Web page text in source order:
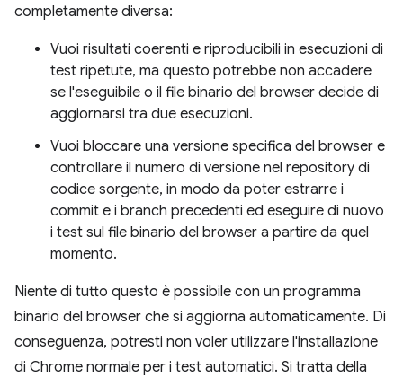
completamente diversa:
Vuoi risultati coerenti e riproducibili in esecuzioni di
test ripetute, ma questo potrebbe non accadere
se l'eseguibile o il file binario del browser decide di
aggiornarsi tra due esecuzioni.
Vuoi bloccare una versione specifica del browser e
controllare il numero di versione nel repository di
codice sorgente, in modo da poter estrarre i
commit e i branch precedenti ed eseguire di nuovo
i test sul file binario del browser a partire da quel
momento.
Niente di tutto questo è possibile con un programma
binario del browser che si aggiorna automaticamente. Di
conseguenza, potresti non voler utilizzare l'installazione
di Chrome normale per i test automatici. Si tratta della